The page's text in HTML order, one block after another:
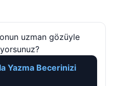
uzman gözüyle
Yazma Becerinizi